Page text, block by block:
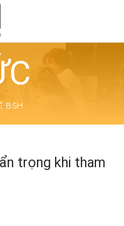
BSH
trọng khi tham